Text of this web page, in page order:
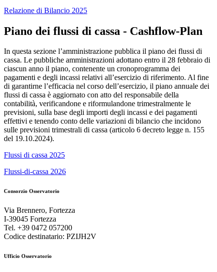
Relazione di Bilancio 2025
Piano dei flussi di cassa - Cashflow-Plan
In questa sezione l’amministrazione pubblica il piano dei flussi di
cassa. Le pubbliche amministrazioni adottano entro il 28 febbraio di
ciascun anno il piano, contenente un cronoprogramma dei
pagamenti e degli incassi relativi all’esercizio di riferimento. Al fine
di garantirne l’efficacia nel corso dell’esercizio, il piano annuale dei
flussi di cassa è aggiornato con atto del responsabile della
contabilità, verificandone e riformulandone trimestralmente le
previsioni, sulla base degli importi degli incassi e dei pagamenti
effettivi e tenendo conto delle variazioni di bilancio che incidono
sulle previsioni trimestrali di cassa (articolo 6 decreto legge n. 155
del 19.10.2024).
Flussi di cassa 2025
Flussi-di-cassa 2026
Consorzio Osservatorio
Via Brennero, Fortezza
I-39045 Fortezza
Tel. +39 0472 057200
Codice destinatario: PZIJH2V
Ufficio Osservatorio